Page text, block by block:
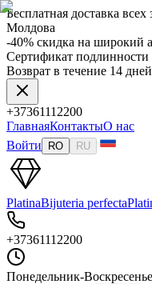
Бесплатная доставка
Молдова
-40% скидка на широкий
Сертификат подлинности
Возврат в течение 14
+37361112200
ГлавнаяКонтактыО нас
Войти
RO RU
PlatinaBijuteria perfecta
+37361112200
Понедельник-Воскресенье